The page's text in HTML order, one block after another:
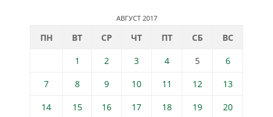
АВГУСТ 2017
ПН ВТ СР ЧТ ПТ СБ
ВС
1
2 3 4 5
6
7
8 9 10 11 12
13
14
15 16 17 18 19
20